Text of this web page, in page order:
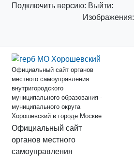
Подключить версию: Выйти:
Изображения:
Официальный сайт органов
местного самоуправления
внутригородского
муниципального образования -
муниципального округа
Хорошевский в городе Москве
Официальный сайт
органов местного
самоуправления